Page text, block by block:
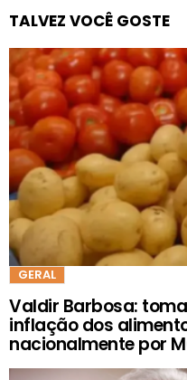
TALVEZ VOCÊ GOSTE
GERAL
Valdir Barbosa:
inflação dos
nacionalmente por